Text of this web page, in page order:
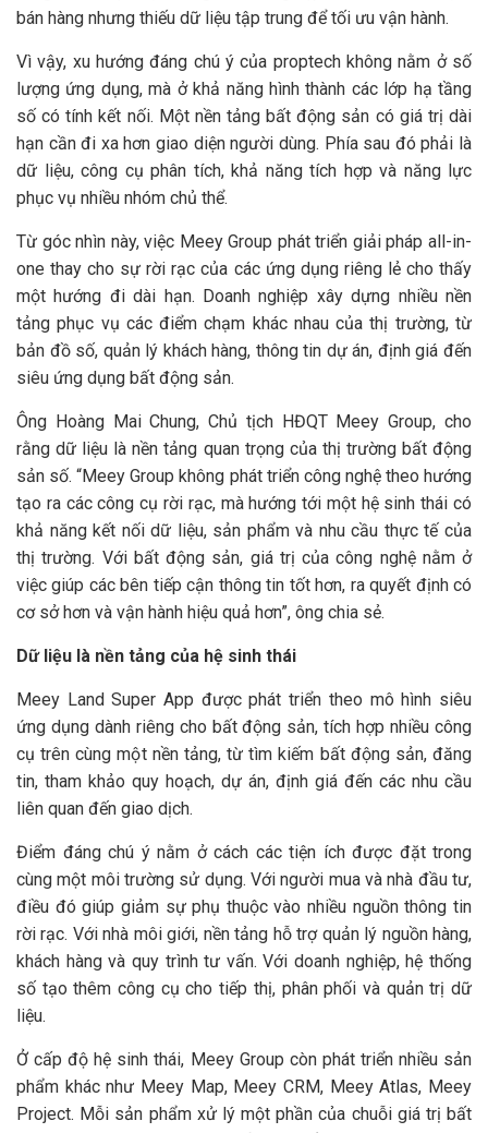
bán hàng nhưng thiếu dữ liệu tập trung để tối ưu vận hành.
Vì vậy, xu hướng đáng chú ý của proptech không nằm ở số
lượng ứng dụng, mà ở khả năng hình thành các lớp hạ tầng
số có tính kết nối. Một nền tảng bất động sản có giá trị dài
hạn cần đi xa hơn giao diện người dùng. Phía sau đó phải là
dữ liệu, công cụ phân tích, khả năng tích hợp và năng lực
phục vụ nhiều nhóm chủ thể.
Từ góc nhìn này, việc Meey Group phát triển giải pháp all-in-
one thay cho sự rời rạc của các ứng dụng riêng lẻ cho thấy
một hướng đi dài hạn. Doanh nghiệp xây dựng nhiều nền
tảng phục vụ các điểm chạm khác nhau của thị trường, từ
bản đồ số, quản lý khách hàng, thông tin dự án, định giá đến
siêu ứng dụng bất động sản.
Ông Hoàng Mai Chung, Chủ tịch HĐQT Meey Group, cho
rằng dữ liệu là nền tảng quan trọng của thị trường bất động
sản số. “Meey Group không phát triển công nghệ theo hướng
tạo ra các công cụ rời rạc, mà hướng tới một hệ sinh thái có
khả năng kết nối dữ liệu, sản phẩm và nhu cầu thực tế của
thị trường. Với bất động sản, giá trị của công nghệ nằm ở
việc giúp các bên tiếp cận thông tin tốt hơn, ra quyết định có
cơ sở hơn và vận hành hiệu quả hơn”, ông chia sẻ.
Dữ liệu là nền tảng của hệ sinh thái
Meey Land Super App được phát triển theo mô hình siêu
ứng dụng dành riêng cho bất động sản, tích hợp nhiều công
cụ trên cùng một nền tảng, từ tìm kiếm bất động sản, đăng
tin, tham khảo quy hoạch, dự án, định giá đến các nhu cầu
liên quan đến giao dịch.
Điểm đáng chú ý nằm ở cách các tiện ích được đặt trong
cùng một môi trường sử dụng. Với người mua và nhà đầu tư,
điều đó giúp giảm sự phụ thuộc vào nhiều nguồn thông tin
rời rạc. Với nhà môi giới, nền tảng hỗ trợ quản lý nguồn hàng,
khách hàng và quy trình tư vấn. Với doanh nghiệp, hệ thống
số tạo thêm công cụ cho tiếp thị, phân phối và quản trị dữ
liệu.
Ở cấp độ hệ sinh thái, Meey Group còn phát triển nhiều sản
phẩm khác như Meey Map, Meey CRM, Meey Atlas, Meey
Project. Mỗi sản phẩm xử lý một phần của chuỗi giá trị bất